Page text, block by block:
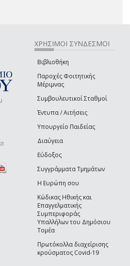
sends e-mail)
ΧΡΗΣΙΜΟΙ ΣΥΝΔΕΣΜΟΙ
Βιβλιοθήκη
Παροχές Φοιτητικής
Μέριμνας
Συμβουλευτικοί Σταθμοί
Έντυπα / Αιτήσεις
Υπουργείο Παιδείας
Διαύγεια
Εύδοξος
Συγγράμματα Τμημάτων
Η Ευρώπη σου
Κώδικας Ηθικής και
Επαγγελματικής
Συμπεριφοράς
Υπαλλήλων του Δημόσιου
Τομέα
Πρωτόκολλα διαχείρισης
κρούσματος Covid-19